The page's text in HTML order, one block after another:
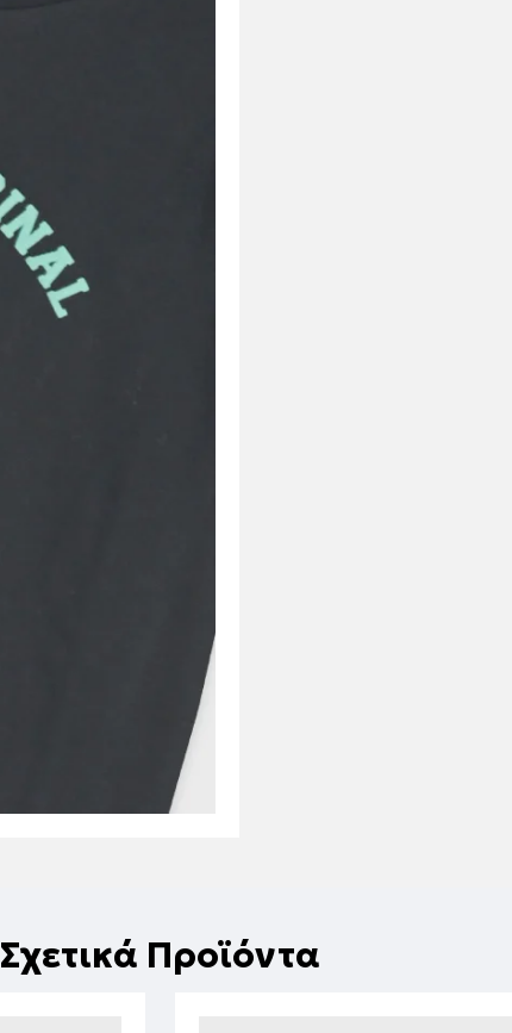
Σχετικά Προϊόντα